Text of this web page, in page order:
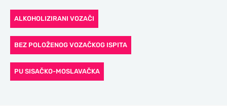
ALKOHOLIZIRANI VOZAČI
BEZ POLOŽENOG VOZAČKOG ISPITA
PU SISAČKO-MOSLAVAČKA